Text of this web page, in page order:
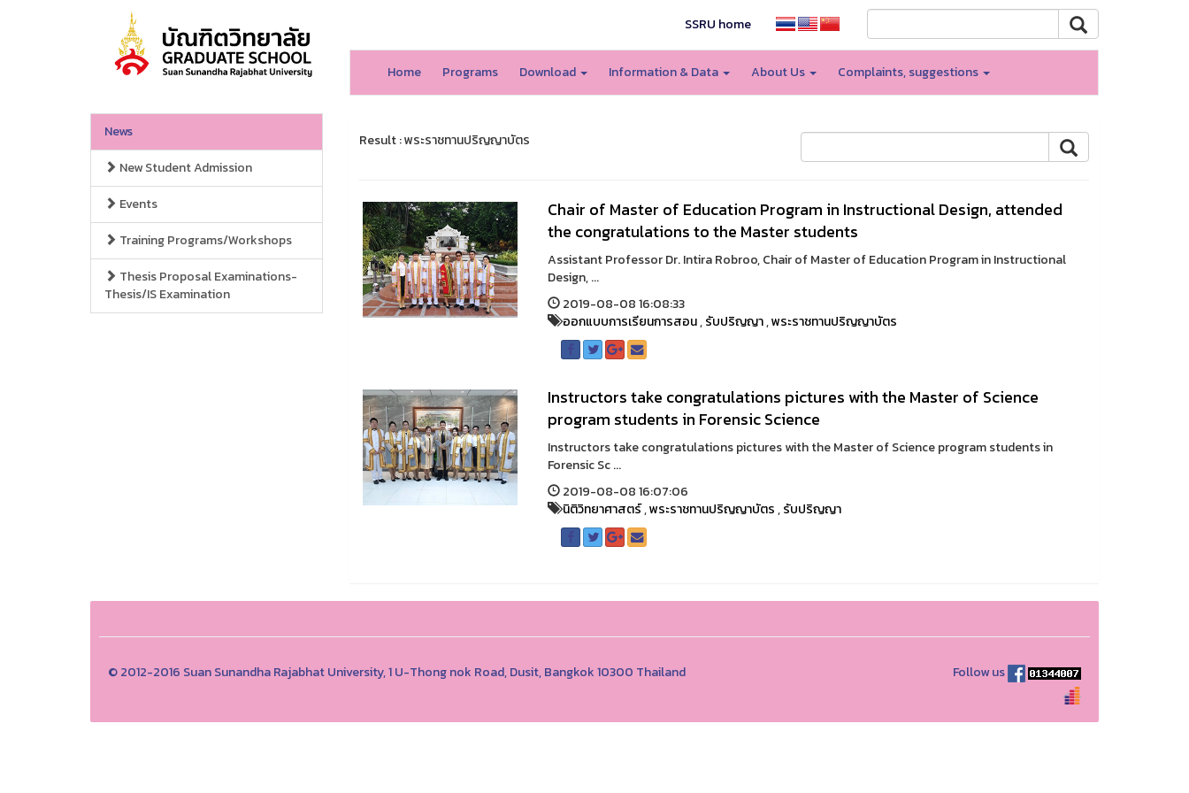
SSRU home
Home Programs Download Information & Data About Us Complaints, suggestions
News
New Student Admission
Events
Training Programs/Workshops
Thesis Proposal Examinations-
Thesis/IS Examination
Result : พระราชทานปริญญาบัตร
Chair of Master of Education Program in Instructional Design, attended
the congratulations to the Master students
Assistant Professor Dr. Intira Robroo, Chair of Master of Education Program in Instructional
Design, ...
2019-08-08 16:08:33
ออกแบบการเรียนการสอน,รับปริญญา,พระราชทานปริญญาบัตร
Instructors take congratulations pictures with the Master of Science
program students in Forensic Science
Instructors take congratulations pictures with the Master of Science program students in
Forensic Sc ...
2019-08-08 16:07:06
นิติวิทยาศาสตร์,พระราชทานปริญญาบัตร,รับปริญญา
© 2012-2016 Suan Sunandha Rajabhat University, 1 U-Thong nok Road, Dusit, Bangkok 10300 Thailand Follow us